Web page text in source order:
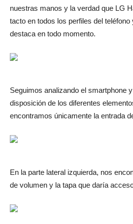
nuestras manos y la verdad que LG
tacto en todos los perfiles del
destaca en todo momento.
Seguimos analizando el smartphone
disposición de los diferentes
encontramos únicamente la entrada
En la parte lateral izquierda, nos
de volumen y la tapa que daría